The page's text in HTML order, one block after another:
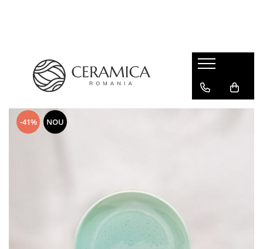
Căni & Cești
Pahare Ceramica Senso Novum
-41% NOU